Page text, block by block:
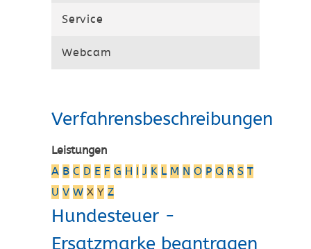
Service
Webcam
Verfahrensbeschreibungen
Leistungen
A B C D E F G H I J K L M N O P Q R S T
U V W X Y Z
Hundesteuer -
Ersatzmarke beantragen